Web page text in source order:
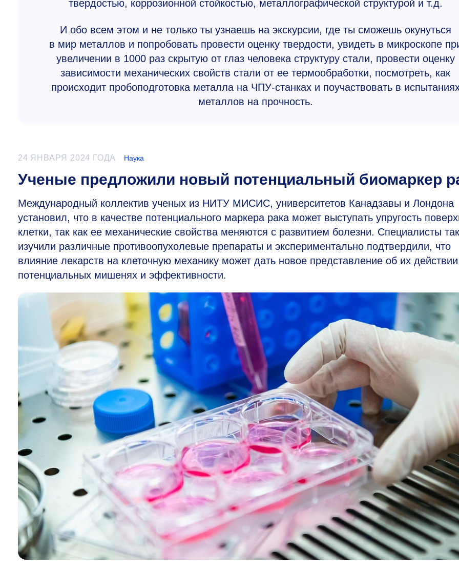
твердостью, коррозионной стойкостью, металлографической структурой и т.д.
И обо всем этом и не только ты узнаешь на экскурсии, где ты сможешь окунуться
в мир металлов и попробовать провести оценку твердости, увидеть в микроскопе
увеличении в 1000 раз скрытую от глаз человека структуру стали, провести оценку
зависимости механических свойств стали от ее термообработки, посмотреть, как
происходит пробоподготовка металла на ЧПУ-станках и поучаствовать в
металлов на прочность.
24 ЯНВАРЯ 2024 ГОДА Наука
Ученые предложили новый потенциальный биомаркер
Международный коллектив ученых из НИТУ МИСИС, университетов Канадзавы и Лондона
установил, что в качестве потенциального маркера рака может выступать упругость
клетки, так как ее механические свойства меняются с развитием болезни. Специалисты
изучили различные противоопухолевые препараты и экспериментально подтвердили, что
влияние лекарств на клеточную механику может дать новое представление об их
потенциальных мишенях и эффективности.